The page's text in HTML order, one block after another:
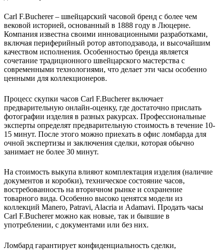
Carl F.Bucherer – швейцарский часовой бренд с более чем
вековой историей, основанный в 1888 году в Люцерне.
Компания известна своими инновационными разработками,
включая периферийный ротор автоподзавода, и высочайшим
качеством исполнения. Особенностью бренда является
сочетание традиционного швейцарского мастерства с
современными технологиями, что делает эти часы особенно
ценными для коллекционеров.
Процесс скупки часов Carl F.Bucherer включает
предварительную онлайн-оценку, где достаточно прислать
фотографии изделия в разных ракурсах. Профессиональные
эксперты определят предварительную стоимость в течение 10-
15 минут. После этого можно приехать в офис ломбарда для
очной экспертизы и заключения сделки, которая обычно
занимает не более 30 минут.
На стоимость выкупа влияют комплектация изделия (наличие
документов и коробки), техническое состояние часов,
востребованность на вторичном рынке и сохранение
товарного вида. Особенно высоко ценятся модели из
коллекций Manero, Patravi, Alacria и Adamavi. Продать часы
Carl F.Bucherer можно как новые, так и бывшие в
употреблении, с документами или без них.
Ломбард гарантирует конфиденциальность сделки,